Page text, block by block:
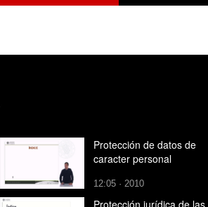
Protección de datos de
caracter personal
12:05 · 2010
Protección jurídica de las